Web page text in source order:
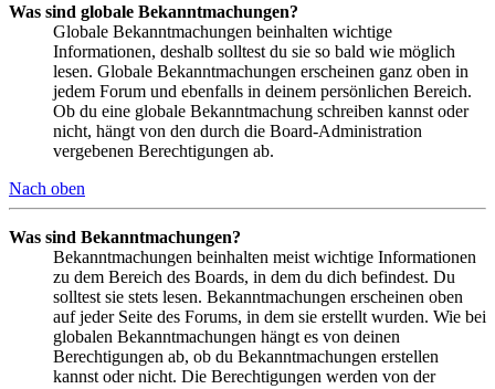
Was sind globale Bekanntmachungen?
Globale Bekanntmachungen beinhalten wichtige
Informationen, deshalb solltest du sie so bald wie möglich
lesen. Globale Bekanntmachungen erscheinen ganz oben in
jedem Forum und ebenfalls in deinem persönlichen Bereich.
Ob du eine globale Bekanntmachung schreiben kannst oder
nicht, hängt von den durch die Board-Administration
vergebenen Berechtigungen ab.
Nach oben
Was sind Bekanntmachungen?
Bekanntmachungen beinhalten meist wichtige Informationen
zu dem Bereich des Boards, in dem du dich befindest. Du
solltest sie stets lesen. Bekanntmachungen erscheinen oben
auf jeder Seite des Forums, in dem sie erstellt wurden. Wie bei
globalen Bekanntmachungen hängt es von deinen
Berechtigungen ab, ob du Bekanntmachungen erstellen
kannst oder nicht. Die Berechtigungen werden von der